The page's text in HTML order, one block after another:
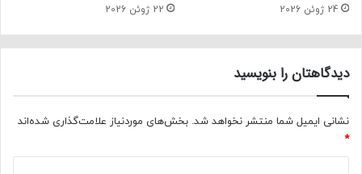
24 ژوئن 2026 22 ژوئن 2026
دیدگاهتان را بنویسید
نشانی ایمیل شما منتشر نخواهد شد. بخش‌های موردنیاز علامت‌گذاری شده‌اند
*